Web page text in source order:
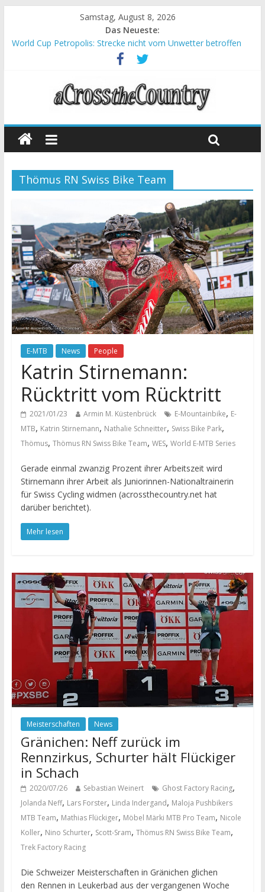
Samstag, August 8, 2026
Das Neueste:
World Cup Petropolis: Strecke nicht vom Unwetter betroffen
Krumbach und Obergessertshausen: Mountainbike-Bundesliga
Supercup Massi Banyoles: Siege für Carod und Richards
Halbzeit beim Andalucia Bike Race: Weltmeister Seewald führt
Chelva: Schweizer Doppelsieg beim ersten XCO-Rennen der
Thömus RN Swiss Bike Team
E-MTB News People
Katrin Stirnemann:
Rücktritt vom Rücktritt
2021/01/23 Armin M. Küstenbrück E-Mountainbike, E-
MTB, Katrin Stirnemann, Nathalie Schneitter, Swiss Bike Park,
Thömus, Thömus RN Swiss Bike Team, WES, World E-MTB Series
Gerade einmal zwanzig Prozent ihrer Arbeitszeit wird
Stirnemann ihrer Arbeit als Juniorinnen-Nationaltrainerin
für Swiss Cycling widmen (acrossthecountry.net hat
darüber berichtet).
Mehr lesen
Meisterschaften News
Gränichen: Neff zurück im
Rennzirkus, Schurter hält Flückiger
in Schach
2020/07/26 Sebastian Weinert Ghost Factory Racing,
Jolanda Neff, Lars Forster, Linda Indergand, Maloja Pushbikers
MTB Team, Mathias Flückiger, Möbel Märki MTB Pro Team, Nicole
Koller, Nino Schurter, Scott-Sram, Thömus RN Swiss Bike Team,
Trek Factory Racing
Die Schweizer Meisterschaften in Gränichen glichen
den Rennen in Leukerbad aus der vergangenen Woche